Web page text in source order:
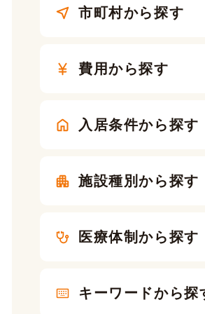
市町村から探す
費用から探す
入居条件から探す
施設種別から探す
医療体制から探す
キーワードから探